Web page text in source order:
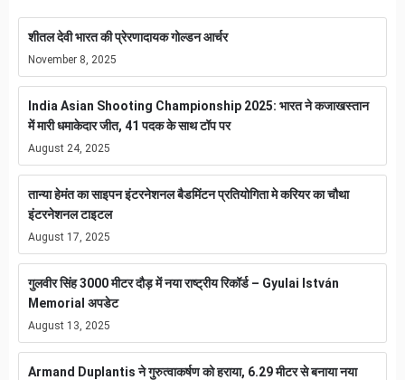
शीतल देवी भारत की प्रेरणादायक गोल्डन आर्चर
November 8, 2025
India Asian Shooting Championship 2025: भारत ने कजाखस्तान
में मारी धमाकेदार जीत, 41 पदक के साथ टॉप पर
August 24, 2025
तान्या हेमंत का साइपन इंटरनेशनल बैडमिंटन प्रतियोगिता मे करियर का चौथा
इंटरनेशनल टाइटल
August 17, 2025
गुलवीर सिंह 3000 मीटर दौड़ में नया राष्ट्रीय रिकॉर्ड – Gyulai István
Memorial अपडेट
August 13, 2025
Armand Duplantis ने गुरुत्वाकर्षण को हराया, 6.29 मीटर से बनाया नया